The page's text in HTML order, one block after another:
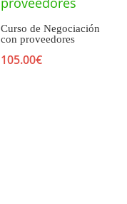
Curso de Negociación
con proveedores
105.00€